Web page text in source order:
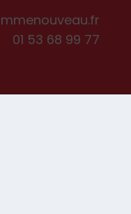
01 53 68 99 77